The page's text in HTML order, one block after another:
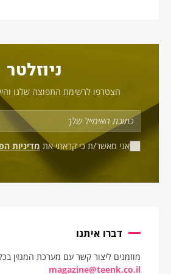
ניוזלטר
הצטרפו לרשימת התפוצה שלנו
אני מאשר/ת כי קראתי את מדיניות
דברו איתנו
מוזמנים ליצור קשר עם מערכת המגזין
magazine@teenk.co.il